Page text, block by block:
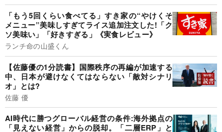
「もう5回くらい食べてる」すき家の“やけくそ
メニュー”美味しすぎてライス追加注文した!「ク
ソ美味い」「好きすぎる」《実食レビュー》
ランチ命の山盛くん
【佐藤優の1分読書】国際秩序の再編が加速する
中、日本が避けなくてはならない「敵対シナリ
オ」とは?
佐藤 優
AI時代に勝つグローバル経営の条件:海外拠点の
「見えない経営」からの脱却。「二層ERP」と